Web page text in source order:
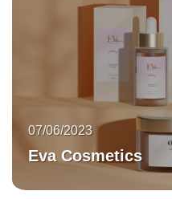
Eva Cosmetics
07/06/2023